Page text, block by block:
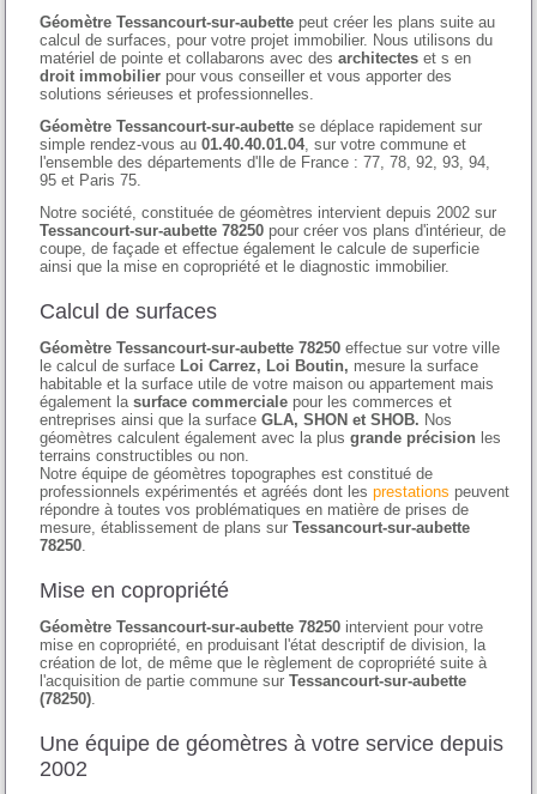
Géomètre Tessancourt-sur-aubette peut créer les plans suite au
calcul de surfaces, pour votre projet immobilier. Nous utilisons du
matériel de pointe et collabarons avec desarchitectes et s en
droit immobilier pour vous conseiller et vous apporter des
solutions sérieuses et professionnelles.
Géomètre Tessancourt-sur-aubette se déplace rapidement sur
simple rendez-vous au01.40.40.01.04, sur votre commune et
l'ensemble des départements d'Ile de France : 77, 78, 92, 93, 94,
95 et Paris 75.
Notre société, constituée de géomètres intervient depuis 2002 sur
Tessancourt-sur-aubette 78250 pour créer vos plans d'intérieur, de
coupe, de façade et effectue également le calcule de superficie
ainsi que la mise en copropriété et le diagnostic immobilier.
Calcul de surfaces
Géomètre Tessancourt-sur-aubette 78250 effectue sur votre ville
le calcul de surface Loi Carrez, Loi Boutin, mesure la surface
habitable et la surface utile de votre maison ou appartement mais
également lasurface commerciale pour les commerces et
entreprises ainsi que la surfaceGLA, SHON et SHOB. Nos
géomètres calculent également avec la plusgrande précision les
terrains constructibles ou non.
Notre équipe de géomètres topographes est constitué de
professionnels expérimentés et agréés dont lesprestations peuvent
répondre à toutes vos problématiques en matière de prises de
mesure, établissement de plans surTessancourt-sur-aubette
78250
Mise en copropriété
Géomètre Tessancourt-sur-aubette 78250 intervient pour votre
mise en copropriété, en produisant l'état descriptif de division, la
création de lot, de même que le règlement de copropriété suite à
l'acquisition de partie commune surTessancourt-sur-aubette
(78250)
Une équipe de géomètres à votre service depuis
2002